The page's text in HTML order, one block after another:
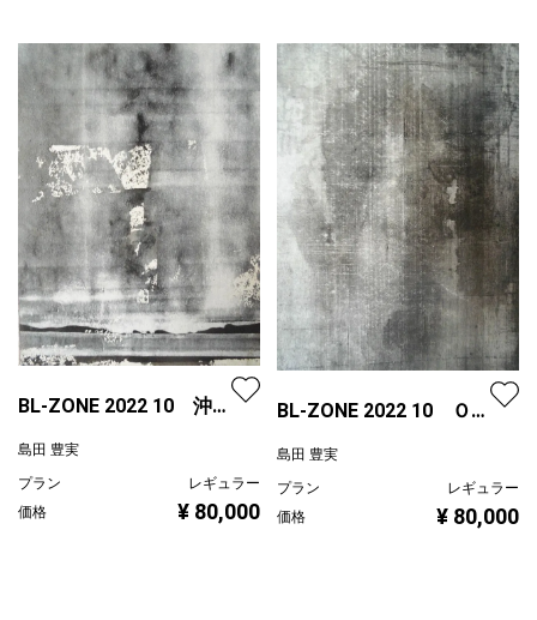
BL-ZONE 2022 10 沖縄
島田 豊実
プラン
レギュラー
価格
¥ 80,000
BL-ZONE 2022 10 Ｏ
島田 豊実
プラン
レギュラー
価格
¥ 80,000